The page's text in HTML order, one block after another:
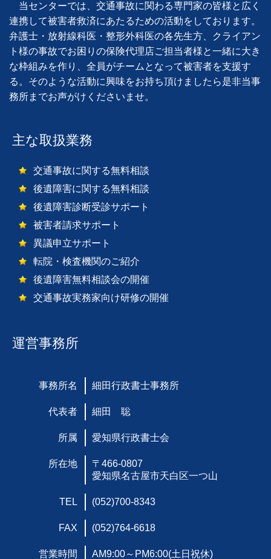
当センターでは、交通事故に関わる専門家の皆様と広く
連携して被害者救済にあたるための活動をしております。
弁護士・放射線科医・整形外科医の各先生方、クライアン
ト様の事故でお困りの保険代理店ご担当者様と一緒に大き
な枠組みを作り、全員がチームとなって被害者を支援す
る。そのような活動に興味をお持ち頂けましたら是非当事
務所までお声がけくださいませ。
主な取扱業務
交通事故に関する無料相談
後遺障害に関する無料相談
後遺障害診断受診サポート
被害者請求サポート
異議申立サポート
転院・検査機関のご紹介
後遺障害無料相談会の開催
交通事故実務家向け研修の開催
運営事務所
事務所名 細田行政書士事務所
代表者 細田 聡
所属 愛知県行政書士会
所在地
〒466-0807
愛知県名古屋市天白区一つ山
TEL (052)700-8343
FAX (052)764-6618
営業時間 AM9:00～PM6:00(土日祝休)